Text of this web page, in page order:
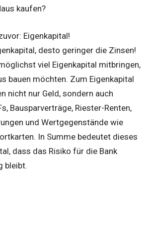
kaufen?
Eigenkapital!
desto geringer die Zinsen!
viel Eigenkapital mitbringen,
bauen möchten. Zum Eigenkapital
nicht nur Geld, sondern auch
Bausparverträge, Riester-Renten,
und Wertgegenstände wie
In Summe bedeutet dieses
dass das Risiko für die Bank
bleibt.